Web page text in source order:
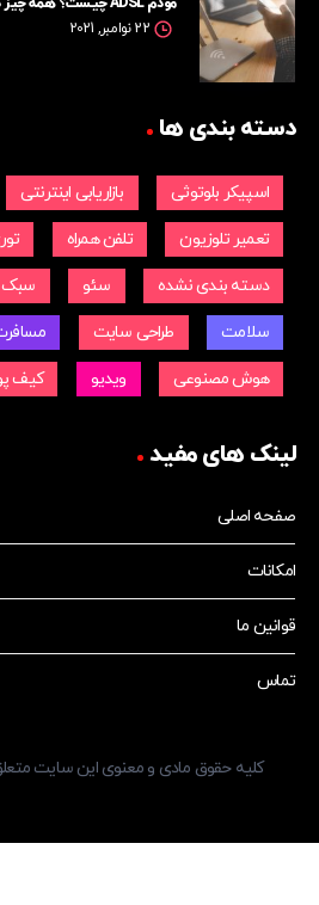
مودم ADSL چیست؟ همه چیز در مورد مودم ADSL
22 نوامبر, 2021
دسته بندی ها
اسپیکر بلوتوثی بازاریابی اینترنتی
تعمیر تلوزیون تلفن همراه
دسته بندی نشده سئو سبک
سلامت طراحی سایت
هوش مصنوعی ویدیو کیف
لینک های مفید
صفحه اصلی
امکانات
قوانین ما
تماس
کلیه حقوق مادی و معنوی این سایت